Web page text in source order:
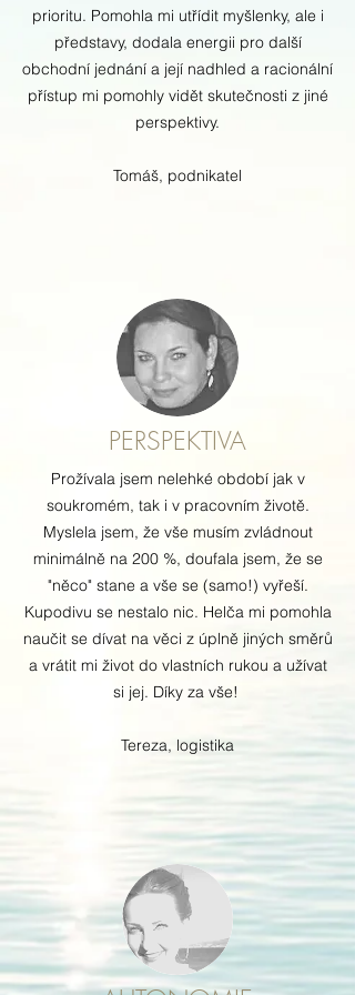
prioritu. Pomohla mi utřídit myšlenky, ale i
představy, dodala energii pro další
obchodní jednání a její nadhled a racionální
přístup mi pomohly vidět skutečnosti z jiné
perspektivy.
Tomáš, podnikatel
PERSPEKTIVA
Prožívala jsem nelehké období jak v
soukromém, tak i v pracovním životě.
Myslela jsem, že vše musím zvládnout
minimálně na 200 %, doufala jsem, že se
"něco" stane a vše se (samo!) vyřeší.
Kupodivu se nestalo nic. Helča mi pomohla
naučit se dívat na věci z úplně jiných směrů
a vrátit mi život do vlastních rukou a užívat
si jej. Díky za vše!
Tereza, logistika